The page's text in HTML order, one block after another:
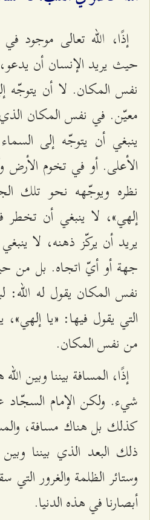
إذًا، الله تعالى موجود
حيث يريد الإنسان أن
نفس المكان. لا أن
معيّن. في نفس المكان
ينبغي أن يتوجّه إلى
الأعلى. أو في تخوم الأرض
نظره ويوجّهه نحو تلك
إلهي»، لا ينبغي أن
يريد أن يركّز ذهنه، لا
جهة أو أيّ اتجاه. بل من
نفس المكان يقول له
التي يقول فيها: «يا
من نفس المكان.
إذًا، المسافة بيننا وبين
شيء. ولكن الإمام السجّاد
كذلك بل هناك مسافة،
ذلك البعد الذي بيننا
وستائر الظلمة والغرور
أبصارنا في هذه الدنيا.